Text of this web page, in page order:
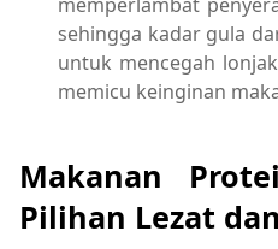
sehingga kadar gula
untuk mencegah
memicu keinginan
Makanan
Pilihan Lezat